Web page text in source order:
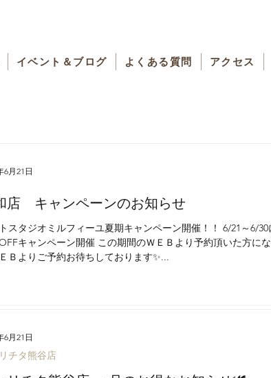
イベント＆ブログ よくある質問 アクセス
店 キャンペーンのお知らせ
スタジオミルフィーユ夏期キャンペーン開催！！ 6/21～6/
キャンペーン開催 この期間のＷＥＢより予約頂いた方に
Ｂよりご予約お待ちしております✨...
6月21日
チタ熊谷店
6月21日